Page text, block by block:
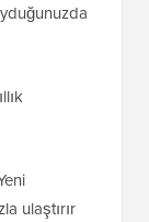
ulaştırır